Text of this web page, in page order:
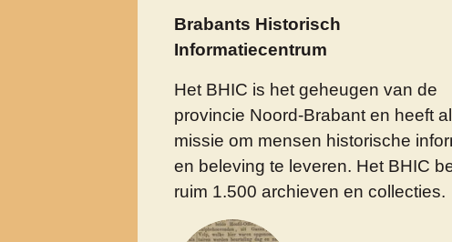
Brabants Historisch
Informatiecentrum
Het BHIC is het geheugen van de
provincie Noord-Brabant en heeft
missie om mensen historische
en beleving te leveren. Het BHIC
ruim 1.500 archieven en collecties.